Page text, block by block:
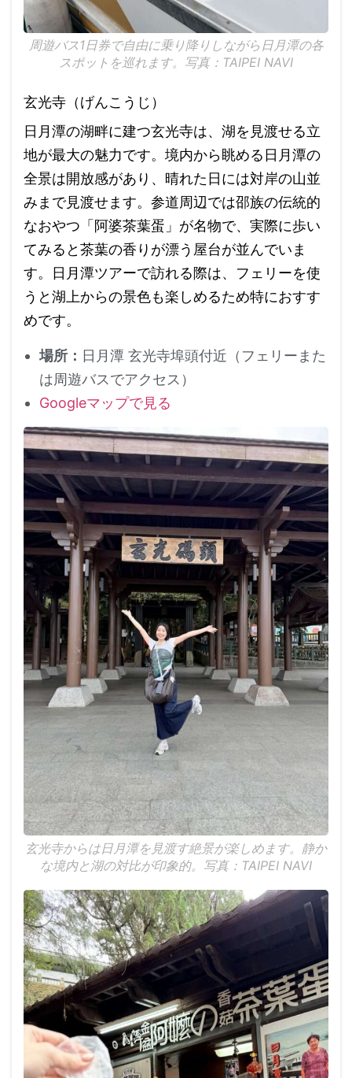
周遊バス1日券で自由に乗り降りしながら日月潭の各
スポットを巡れます。写真：TAIPEI NAVI
玄光寺（げんこうじ）
日月潭の湖畔に建つ玄光寺は、湖を見渡せる立
地が最大の魅力です。境内から眺める日月潭の
全景は開放感があり、晴れた日には対岸の山並
みまで見渡せます。参道周辺では邵族の伝統的
なおやつ「阿婆茶葉蛋」が名物で、実際に歩い
てみると茶葉の香りが漂う屋台が並んでいま
す。日月潭ツアーで訪れる際は、フェリーを使
うと湖上からの景色も楽しめるため特におすす
めです。
場所： 日月潭 玄光寺埠頭付近（フェリーまた
は周遊バスでアクセス）
Googleマップで見る
玄光寺からは日月潭を見渡す絶景が楽しめます。静か
な境内と湖の対比が印象的。写真：TAIPEI NAVI